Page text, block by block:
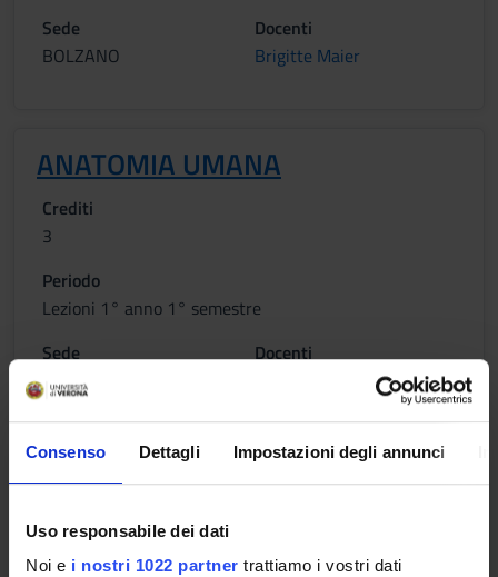
Consenso Dettagli Impostazioni degli annunci
Uso responsabile dei dati
Noi e i nostri 1022 partner trattiamo i vostri dati
Sede
BOLZANO
Docenti
Brigitte Maier
ANATOMIA UMANA
Crediti
3
Periodo
Lezioni 1° anno 1° semestre
Sede
BOLZANO
Docenti
ISTOLOGIA
Crediti
1